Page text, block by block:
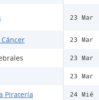
Piratería
23 Mar
23 Mar
23 Mar
23 Mar
24 Mié